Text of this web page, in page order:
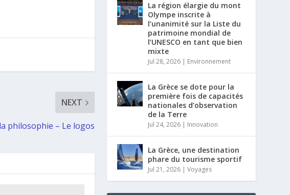
NEXT
philosophie – Le logos
La région élargie du mont
Olympe inscrite à
l’unanimité sur la Liste du
patrimoine mondial de
l’UNESCO en tant que bien
mixte
Jul 28, 2026 | Environnement
La Grèce se dote pour la
première fois de capacités
nationales d’observation
de la Terre
Jul 24, 2026 | Innovation
La Grèce, une destination
phare du tourisme sportif
Jul 21, 2026 |Voyages